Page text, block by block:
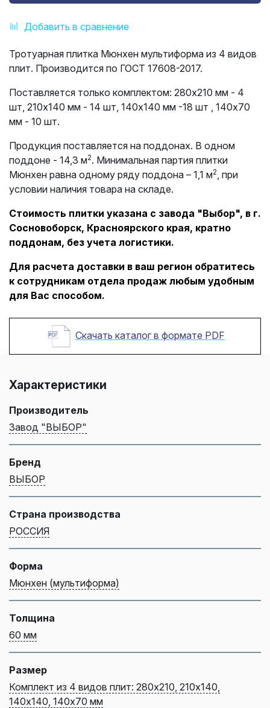
Добавить в сравнение
Тротуарная плитка Мюнхен мультиформа из 4 видов
плит. Производится по ГОСТ 17608-2017.
Поставляется только комплектом: 280х210 мм - 4
шт, 210х140 мм - 14 шт, 140х140 мм -18 шт , 140х70
мм - 10 шт.
Продукция поставляется на поддонах. В одном
поддоне - 14,3 м2. Минимальная партия плитки
Мюнхен равна одному ряду поддона – 1,1 м2 , при
условии наличия товара на складе.
Стоимость плитки указана с завода "Выбор", в г.
Сосновоборск, Красноярского края, кратно
поддонам, без учета логистики.
Для расчета доставки в ваш регион обратитесь
к сотрудникам отдела продаж любым удобным
для Вас способом.
Скачать каталог в формате PDF
Характеристики
Производитель
Завод "ВЫБОР"
Бренд
ВЫБОР
Страна производства
РОССИЯ
Форма
Мюнхен (мультиформа)
Толщина
60 мм
Размер
Комплект из 4 видов плит: 280х210, 210х140,
140х140, 140х70 мм